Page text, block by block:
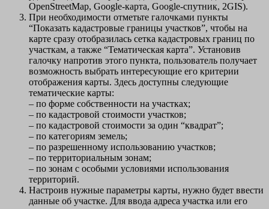
OpenStreetMap, Google-карта, Google-спутник, 2GIS).
При необходимости отметьте галочками пункты
“Показать кадастровые границы участков”, чтобы на
карте сразу отобразилась сетка кадастровых границ по
участкам, а также “Тематическая карта”. Установив
галочку напротив этого пункта, пользователь получает
возможность выбрать интересующие его критерии
отображения карты. Здесь доступны следующие
тематические карты:
– по форме собственности на участках;
– по кадастровой стоимости участков;
– по кадастровой стоимости за один “квадрат”;
– по категориям земель;
– по разрешенному использованию участков;
– по территориальным зонам;
– по зонам с особыми условиями использования
территорий.
Настроив нужные параметры карты, нужно будет ввести
данные об участке. Для ввода адреса участка или его